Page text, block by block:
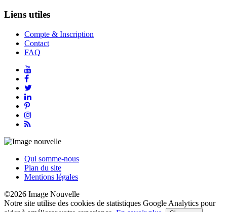
Liens utiles
Compte & Inscription
Contact
FAQ
Qui somme-nous
Plan du site
Mentions légales
©2026 Image Nouvelle
Notre site utilise des cookies de statistiques Google Analytics pour